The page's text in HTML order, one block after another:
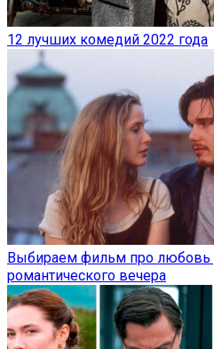
12 лучших комедий 2022 года
Выбираем фильм про любовь
романтического вечера